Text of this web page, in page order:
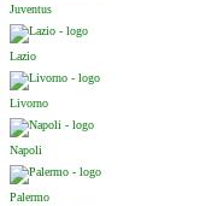
Juventus
Lazio
Livorno
Napoli
Palermo